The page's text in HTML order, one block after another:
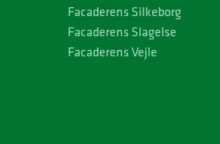
Facaderens Silkeborg
Facaderens Slagelse
Facaderens Vejle